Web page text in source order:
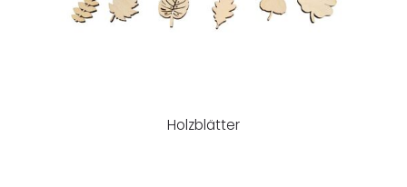
Holzblätter